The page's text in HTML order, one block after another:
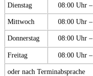
Dienstag 08:00 Uhr
Mittwoch 08:00 Uhr
Donnerstag 08:00 Uhr
Freitag 08:00 Uhr
oder nach Terminabsprache